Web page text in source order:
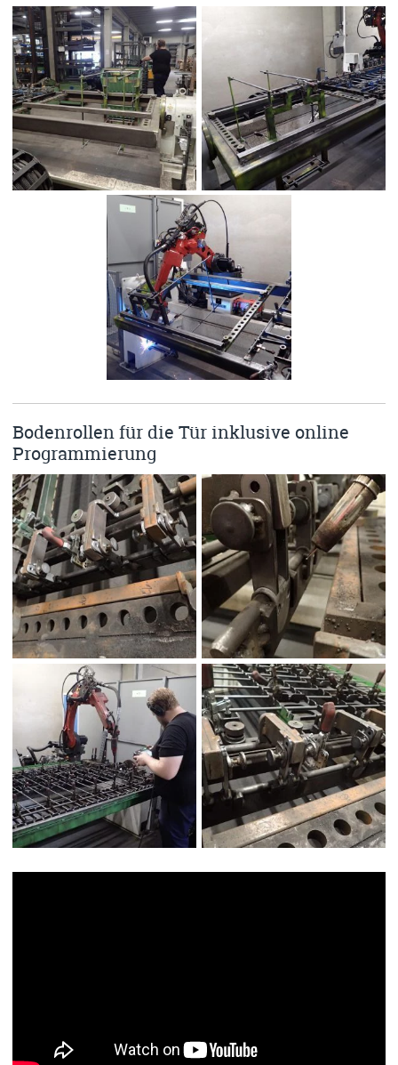
Bodenrollen für die Tür inklusive online
Programmierung